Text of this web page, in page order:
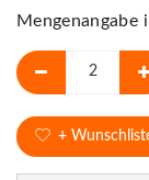
Mengenangabe
+